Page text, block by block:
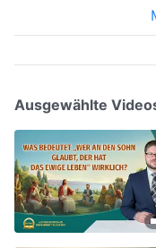
Ausgewählte